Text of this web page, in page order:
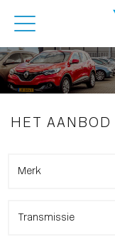
HET AANBOD